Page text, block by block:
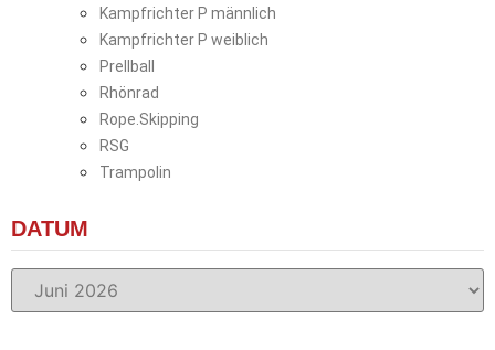
Kampfrichter P männlich
Kampfrichter P weiblich
Prellball
Rhönrad
Rope.Skipping
RSG
Trampolin
DATUM